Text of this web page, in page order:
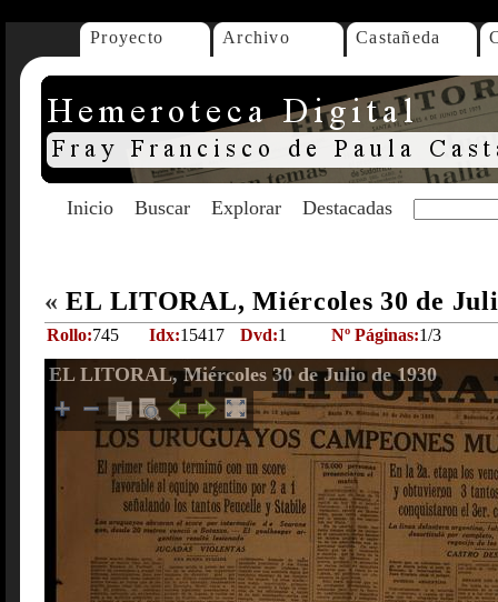
Proyecto Archivo Castañeda
Inicio Buscar Explorar Destacadas
« EL LITORAL, Miércoles 30 de
Rollo:745 Idx:15417 Dvd:1 Nº Páginas:1/3
EL LITORAL, Miércoles 30 de Julio de 1930